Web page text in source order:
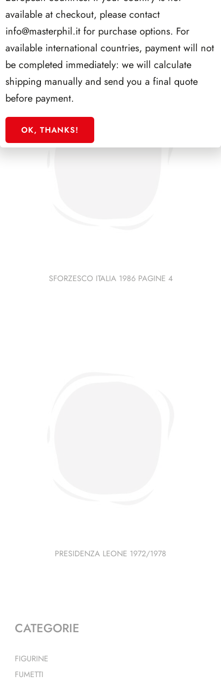
SFORZESCO ITALIA 1988 PAGINE 3
SFORZESCO ITALIA 1986 PAGINE 4
PRESIDENZA LEONE 1972/1978
CATEGORIE
FIGURINE
FUMETTI
available at checkout, please contact
info@masterphil.it for purchase options. For
available international countries, payment will not
be completed immediately: we will calculate
shipping manually and send you a final quote
before payment.
OK, THANKS!